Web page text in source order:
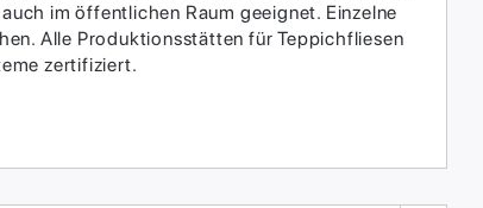
im öffentlichen Raum geeignet. Einzelne
Alle Produktionsstätten für Teppichfliesen
zertifiziert.